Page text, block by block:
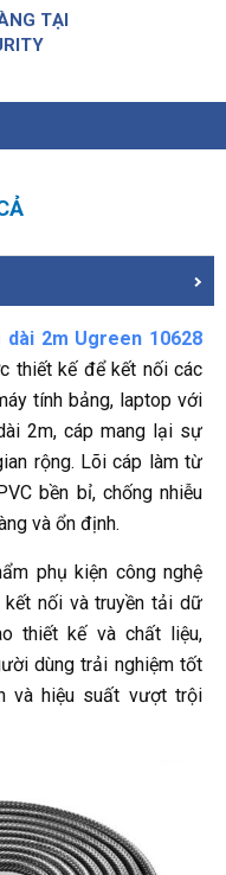
TẠI
dài 2m Ugreen 10628
thiết kế để kết nối các
tính bảng, laptop với
2m, cáp mang lại sự
rộng. Lõi cáp làm từ
bền bỉ, chống nhiễu
và ổn định.
phụ kiện công nghệ
nối và truyền tải dữ
thiết kế và chất liệu,
dùng trải nghiệm tốt
và hiệu suất vượt trội